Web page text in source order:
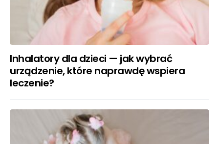
Inhalatory dla dzieci — jak wybrać
urządzenie, które naprawdę wspiera
leczenie?